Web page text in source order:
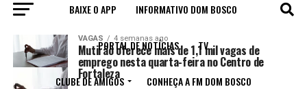
BAIXE O APP INFORMATIVO DOM BOSCO
PORTAL DE NOTÍCIAS TV
CLUBE DE AMIGOS CONHEÇA A FM DOM BOSCO
All posts tagged "empresas"
VAGAS 4 semanas ago
Mutirão oferece mais de 1,1 mil vagas de
emprego nesta quarta-feira no Centro de
Fortaleza